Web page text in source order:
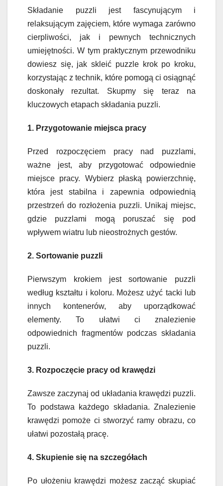
Składanie puzzli jest fascynującym i
relaksującym zajęciem, które wymaga zarówno
cierpliwości, jak i pewnych technicznych
umiejętności. W tym praktycznym przewodniku
dowiesz się, jak skleić puzzle krok po kroku,
korzystając z technik, które pomogą ci osiągnąć
doskonały rezultat. Skupmy się teraz na
kluczowych etapach składania puzzli.
1. Przygotowanie miejsca pracy
Przed rozpoczęciem pracy nad puzzlami,
ważne jest, aby przygotować odpowiednie
miejsce pracy. Wybierz płaską powierzchnię,
która jest stabilna i zapewnia odpowiednią
przestrzeń do rozłożenia puzzli. Unikaj miejsc,
gdzie puzzlami mogą poruszać się pod
wpływem wiatru lub nieostrożnych gestów.
2. Sortowanie puzzli
Pierwszym krokiem jest sortowanie puzzli
według kształtu i koloru. Możesz użyć tacki lub
innych kontenerów, aby uporządkować
elementy. To ułatwi ci znalezienie
odpowiednich fragmentów podczas składania
puzzli.
3. Rozpoczęcie pracy od krawędzi
Zawsze zaczynaj od układania krawędzi puzzli.
To podstawa każdego składania. Znalezienie
krawędzi pomoże ci stworzyć ramy obrazu, co
ułatwi pozostałą pracę.
4. Skupienie się na szczegółach
Po ułożeniu krawędzi możesz zacząć skupiać